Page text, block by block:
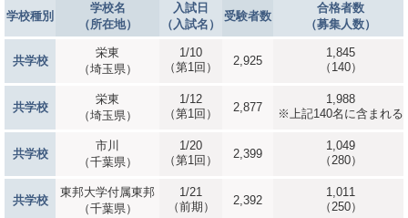
学校種別
学校名
（所在地）
入試日
（入試名）
受験者数
合格者数
（募集人数）
共学校
栄東
（埼玉県）
1/10
（第1回）
2,925
1,845
（140）
共学校
栄東
（埼玉県）
1/12
（第1回）
2,877
1,988
※上記140名に含まれる
共学校
市川
（千葉県）
1/20
（第1回）
2,399
1,049
（280）
共学校
東邦大学付属東邦
（千葉県）
1/21
（前期）
2,392
1,011
（250）